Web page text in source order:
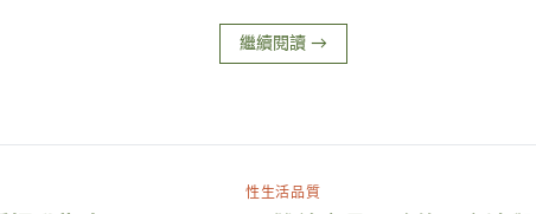
繼續閱讀 →
性生活品質